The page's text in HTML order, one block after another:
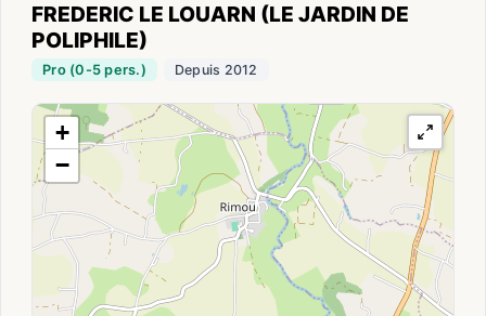
FREDERIC LE LOUARN (LE JARDIN DE
POLIPHILE)
Pro (0-5 pers.) Depuis 2012
+
−